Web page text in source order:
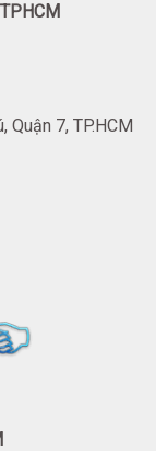
Quận 7, TP.HCM